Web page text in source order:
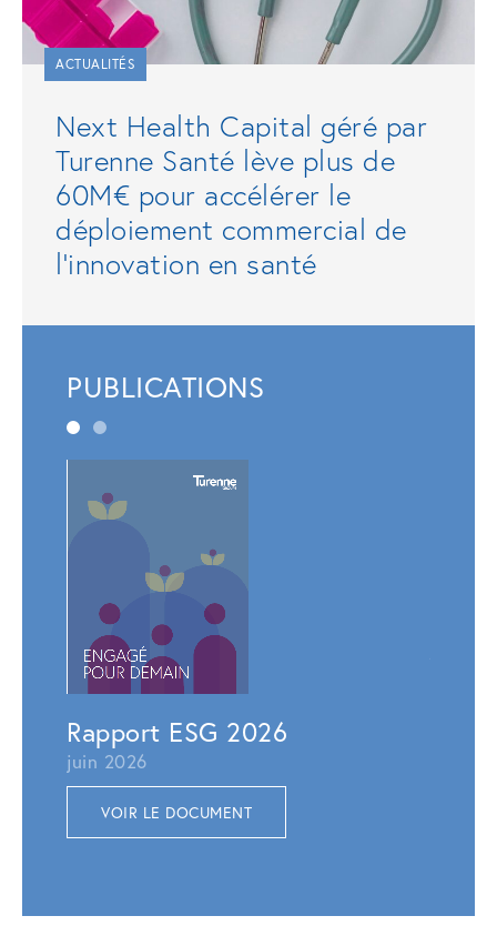
ACTUALITÉS
Next Health Capital géré par
Turenne Santé lève plus de
60M€ pour accélérer le
déploiement commercial de
l'innovation en santé
PUBLICATIONS
Rapport ESG 2026
juin 2026
VOIR LE DOCUMENT